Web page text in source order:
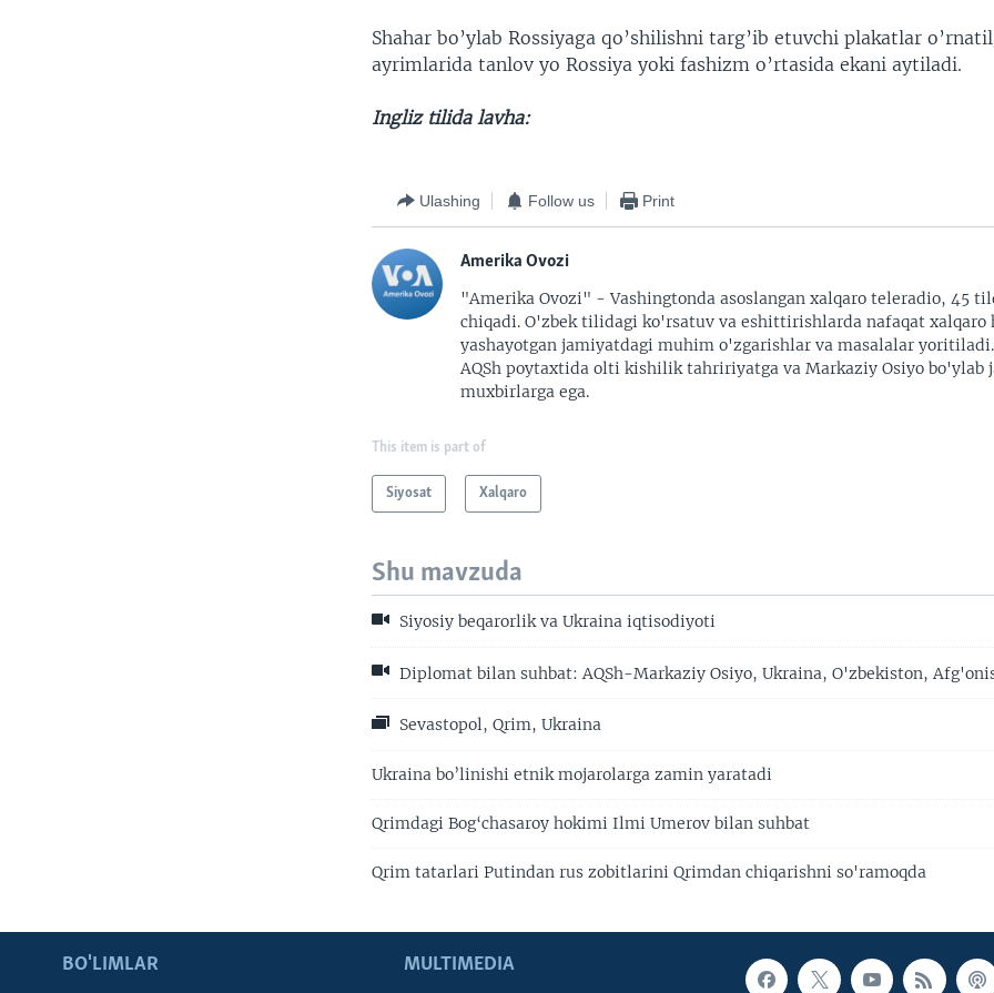
Shahar bo’ylab Rossiyaga qo’shilishni targ’ib etuvchi plakatlar
ayrimlarida tanlov yo Rossiya yoki fashizm o’rtasida ekani aytiladi.
Ingliz tilida lavha:
Ulashing Follow us Print
Amerika Ovozi
"Amerika Ovozi" - Vashingtonda asoslangan xalqaro teleradio, 45
chiqadi. O'zbek tilidagi ko'rsatuv va eshittirishlarda nafaqat xalqaro
yashayotgan jamiyatdagi muhim o'zgarishlar va masalalar
AQSh poytaxtida olti kishilik tahririyatga va Markaziy Osiyo bo'ylab
muxbirlarga ega.
This item is part of
Siyosat Xalqaro
Shu mavzuda
Siyosiy beqarorlik va Ukraina iqtisodiyoti
Diplomat bilan suhbat: AQSh-Markaziy Osiyo, Ukraina, O'zbekiston,
Sevastopol, Qrim, Ukraina
Ukraina bo’linishi etnik mojarolarga zamin yaratadi
Qrimdagi Bog‘chasaroy hokimi Ilmi Umerov bilan suhbat
Qrim tatarlari Putindan rus zobitlarini Qrimdan chiqarishni so'ramoqda
BO'LIMLAR MULTIMEDIA